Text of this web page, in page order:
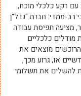
עם רקע כלכלי מוכח,
רב-ממדי. חברת “נדל”ן
מציעה תפיסת עבודה
כלכליים
מוצאים את
או, גרוע מכך,
להשלים את תשלומי